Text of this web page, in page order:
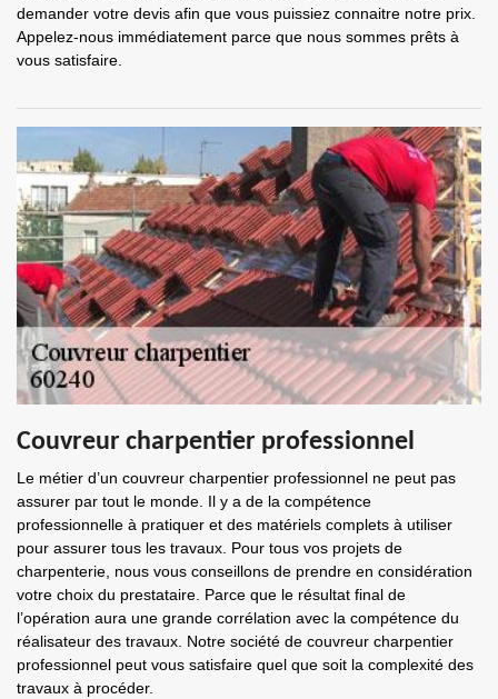
demander votre devis afin que vous puissiez connaitre notre prix.
Appelez-nous immédiatement parce que nous sommes prêts à
vous satisfaire.
Couvreur charpentier professionnel
Le métier d’un couvreur charpentier professionnel ne peut pas
assurer par tout le monde. Il y a de la compétence
professionnelle à pratiquer et des matériels complets à utiliser
pour assurer tous les travaux. Pour tous vos projets de
charpenterie, nous vous conseillons de prendre en considération
votre choix du prestataire. Parce que le résultat final de
l’opération aura une grande corrélation avec la compétence du
réalisateur des travaux. Notre société de couvreur charpentier
professionnel peut vous satisfaire quel que soit la complexité des
travaux à procéder.